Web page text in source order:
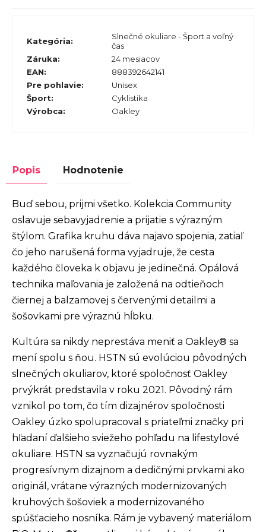
Kategória:
Slnečné okuliare - Šport a voľný
čas
Záruka:
24 mesiacov
EAN:
888392642141
Pre pohlavie:
Unisex
Šport:
Cyklistika
Výrobca: Oakley
Popis Hodnotenie
Buď sebou, prijmi všetko. Kolekcia Community
oslavuje sebavyjadrenie a prijatie s výrazným
štýlom. Grafika kruhu dáva najavo spojenia, zatiaľ
čo jeho narušená forma vyjadruje, že cesta
každého človeka k objavu je jedinečná. Opálová
technika maľovania je založená na odtieňoch
čiernej a balzamovej s červenými detailmi a
šošovkami pre výraznú hĺbku.
Kultúra sa nikdy neprestáva meniť a Oakley® sa
mení spolu s ňou. HSTN sú evolúciou pôvodných
slnečných okuliarov, ktoré spoločnosť Oakley
prvýkrát predstavila v roku 2021. Pôvodný rám
vznikol po tom, čo tím dizajnérov spoločnosti
Oakley úzko spolupracoval s priateľmi značky pri
hľadaní ďalšieho sviežeho pohľadu na lifestylové
okuliare. HSTN sa vyznačujú rovnakým
progresívnym dizajnom a dedičnými prvkami ako
originál, vrátane výrazných modernizovaných
kruhových šošoviek a modernizovaného
spúšťacieho nosníka. Rám je vybavený materiálom